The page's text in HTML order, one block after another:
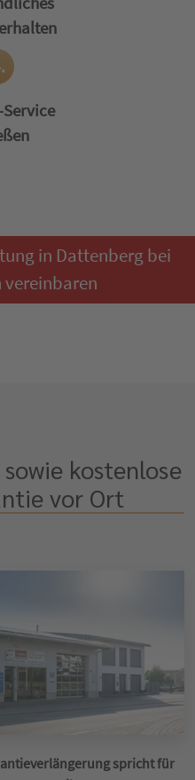
in Dattenberg bei
vereinbaren
kostenlose
vor Ort
spricht für